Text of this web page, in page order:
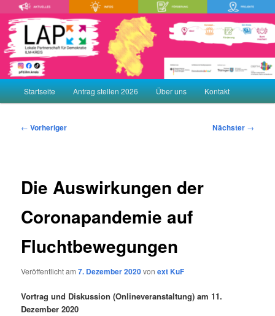
primären
Inhalt
springenLAP – Lokale Partnerschaft für
Demokratie ILM-KREIS
Demokratie leben! Aktiv gegen Rechtsextremismus, Gewalt und
Menschenfeindlichkeit
HauptmenüStartseite Antrag stellen 2026 Über uns Kontakt
Beitragsnavigation
← Vorheriger Nächster →
Die Auswirkungen der
Coronapandemie auf
Fluchtbewegungen
Veröffentlicht am7. Dezember 2020vonext KuF
Vortrag und Diskussion (Onlineveranstaltung) am 11.
Dezember 2020